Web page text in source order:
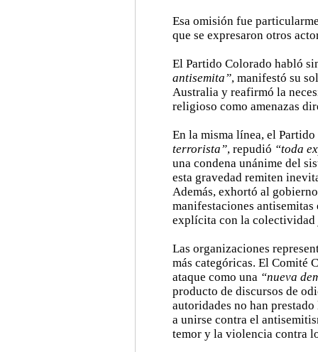
Esa omisión fue
que se expresaron otros
El Partido Colorado habló
antisemita”, manifestó su
Australia y reafirmó la
religioso como amenazas
En la misma línea, el
terrorista”, repudió “toda
una condena unánime del
esta gravedad remiten
Además, exhortó al
manifestaciones
explícita con la colectividad
Las organizaciones
más categóricas. El Comité
ataque como una “nueva
producto de discursos de
autoridades no han
a unirse contra el
temor y la violencia contra